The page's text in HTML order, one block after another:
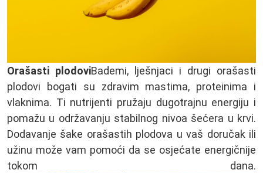
Orašasti plodoviBademi, lješnjaci i drugi orašasti
plodovi bogati su zdravim mastima, proteinima i
vlaknima. Ti nutrijenti pružaju dugotrajnu energiju i
pomažu u održavanju stabilnog nivoa šećera u krvi.
Dodavanje šake orašastih plodova u vaš doručak ili
užinu može vam pomoći da se osjećate energičnije
tokom dana.